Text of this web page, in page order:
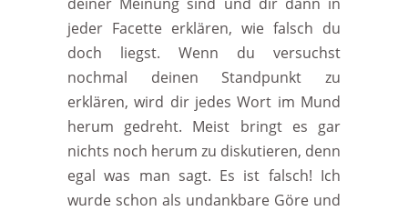
jeder Facette erklären, wie falsch du
doch liegst. Wenn du versuchst
nochmal deinen Standpunkt zu
erklären, wird dir jedes Wort im Mund
herum gedreht. Meist bringt es gar
nichts noch herum zu diskutieren, denn
egal was man sagt. Es ist falsch! Ich
wurde schon als undankbare Göre und